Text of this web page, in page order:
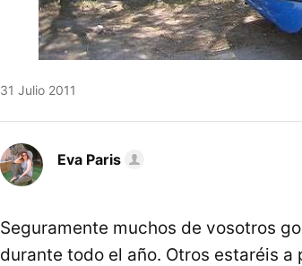
31 Julio 2011
Eva Paris
Seguramente muchos de vosotros
durante todo el año. Otros estaréis